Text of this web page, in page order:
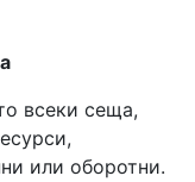
всеки сеща,
или оборотни.